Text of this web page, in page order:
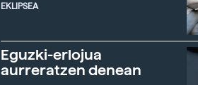
EKLIPSEA
Eguzki-erlojua
aurreratzen denean